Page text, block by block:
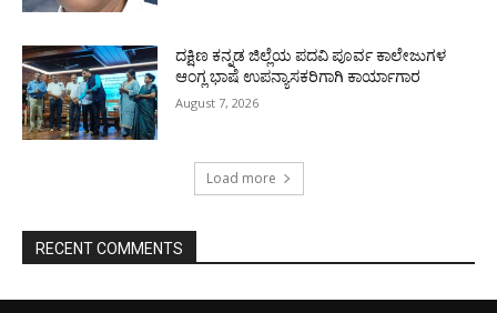
ದಕ್ಷಿಣ ಕನ್ನಡ ಜಿಲ್ಲೆಯ ಪದವಿ ಪೂರ್ವ ಕಾಲೇಜುಗಳ
ಆಂಗ್ಲ ಭಾಷೆ ಉಪನ್ಯಾಸಕರಿಗಾಗಿ ಕಾರ್ಯಾಗಾರ
August 7, 2026
Load more
RECENT COMMENTS